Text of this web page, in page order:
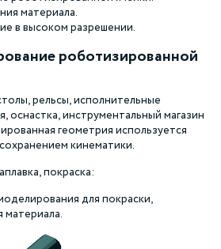
материала.
в высоком разрешении.
роботизированной
рельсы, исполнительные
оснастка, инструментальный магазин
геометрия используется
кинематики.
покраска:
для покраски,
материала.